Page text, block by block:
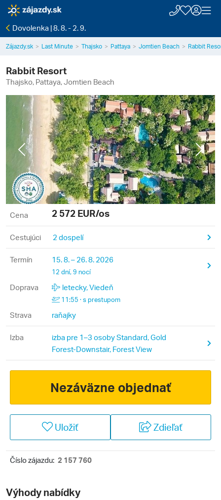
Dovolenka | 8. 8. - 2. 9.
Zájazdy.sk Last Minute Thajsko Pattaya Jomtien Beach Rabbit
Rabbit Resort
Thajsko, Pattaya, Jomtien Beach
Previous Next
Cena 2 572 EUR/os
Cestujúci 2 dospelí
Termín 15. 8. – 26. 8. 2026
12 dní, 9 nocí
Doprava letecky, Viedeň
11:55 · s prestupom
Strava raňajky
Izba
izba pre 1–3 osoby Standard, Gold
Forest-Downstair, Forest View
Nezáväzne objednať
Uložiť Zdieľať
Číslo zájazdu: 2 157 760
Výhody nabídky